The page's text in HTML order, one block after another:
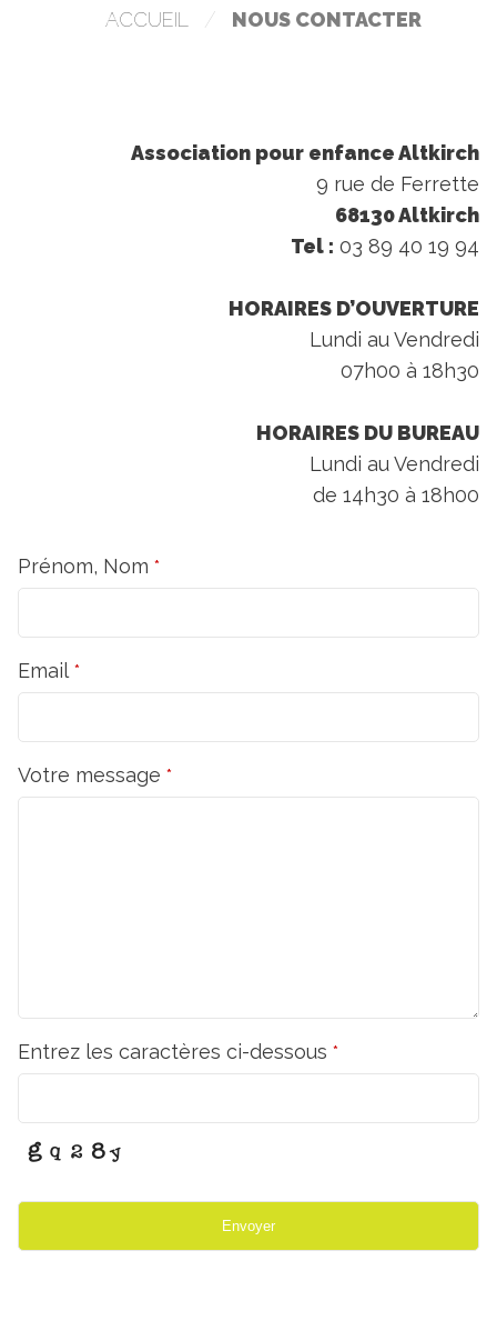
NUMÉRIQUEACCUEIL / NOUS CONTACTER
Association pour enfance Altkirch
9 rue de Ferrette
68130 Altkirch
Tel : 03 89 40 19 94
HORAIRES D’OUVERTURE
Lundi au Vendredi
07h00 à 18h30
HORAIRES DU BUREAU
Lundi au Vendredi
de 14h30 à 18h00
Prénom, Nom *
Email *
Votre message *
Entrez les caractères ci-dessous *
Envoyer